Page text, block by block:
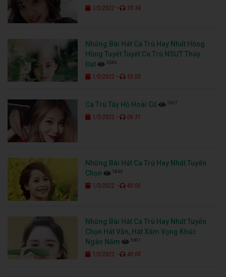
1/3/2022 - 39:34
Những Bài Hát Ca Trù Hay Nhất Hồng
Hồng Tuyết Tuyết Ca Trù NSƯT Thúy
Đạt
5586
1/3/2022 - 55:00
Ca Trù Tây Hồ Hoài Cổ 5617
1/3/2022 - 06:31
Những Bài Hát Ca Trù Hay Nhất Tuyển
Chọn
5846
1/3/2022 - 40:00
Những Bài Hát Ca Trù Hay Nhất Tuyển
Chọn Hát Văn, Hát Xẩm Vọng Khúc
Ngàn Năm
5601
1/3/2022 - 40:00